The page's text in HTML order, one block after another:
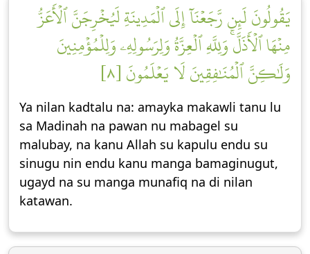
يَقُولُونَ لَئِن رَّجَعۡنَآ إِلَى ٱلۡمَدِينَةِ لَيُخۡرِجَنَّ ٱلۡأَعَزُّ
مِنۡهَا ٱلۡأَذَلَّۚ وَلِلَّهِ ٱلۡعِزَّةُ وَلِرَسُولِهِۦ وَلِلۡمُؤۡمِنِينَ
وَلَٰكِنَّ ٱلۡمُنَٰفِقِينَ لَا يَعۡلَمُونَ [٨]
Ya nilan kadtalu na: amayka makawli tanu lu
sa Madinah na pawan nu mabagel su
malubay, na kanu Allah su kapulu endu su
sinugu nin endu kanu manga bamaginugut,
ugayd na su manga munafiq na di nilan
katawan.